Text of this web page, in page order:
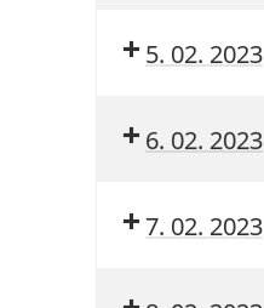
5. 02. 2023
6. 02. 2023
7. 02. 2023